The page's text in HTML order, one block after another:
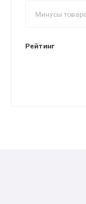
Рейтинг